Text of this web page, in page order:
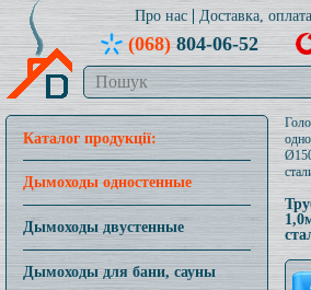
Про нас Доставка,
(068)804-06-52
Каталог продукції:
Дымоходы одностенные
Дымоходы двустенные
Дымоходы для бани, сауны